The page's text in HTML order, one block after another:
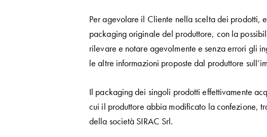
Per agevolare il Cliente nella scelta dei prodotti,
packaging originale del produttore, con la
rilevare e notare agevolmente e senza errori gli
le altre informazioni proposte dal produttore
Il packaging dei singoli prodotti effettivamente
cui il produttore abbia modificato la confezione,
della società SIRAC Srl.